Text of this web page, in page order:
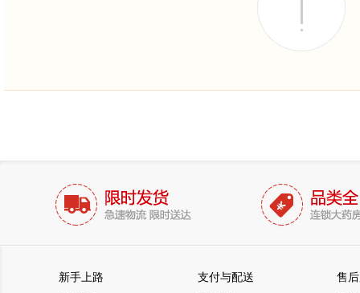
新手上路 支付与配送 售